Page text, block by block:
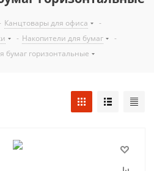
Канцтовары для офиса
-
- Накопители для бумаг
-
бумаг горизонтальные